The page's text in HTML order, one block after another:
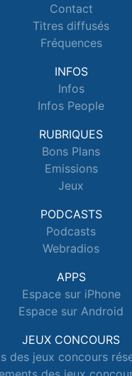
Contact
Titres diffusés
Fréquences
INFOS
Infos
Infos People
RUBRIQUES
Bons Plans
Emissions
Jeux
PODCASTS
Podcasts
Webradios
APPS
Espace sur iPhone
Espace sur Android
JEUX CONCOURS
des jeux concours